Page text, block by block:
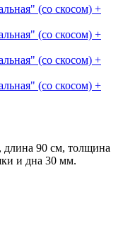
90 см, толщина
и дна 30 мм.